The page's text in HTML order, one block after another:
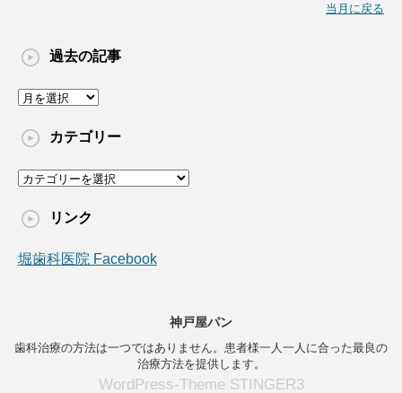
当月に戻る
過去の記事
過
の
事
カテゴリー
カ
ゴ
ー
リンク
堀歯科医院 Facebook
神戸屋パン
歯科治療の方法は一つではありません。患者様一人一人に合った最良の
治療方法を提供します。
WordPress-Theme STINGER3